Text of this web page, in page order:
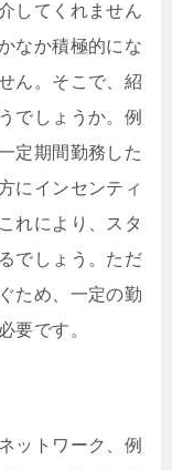
してくれません
なか積極的にな
ん。そこで、紹
でしょうか。例
定期間勤務した
にインセンティ
れにより、スタ
でしょう。ただ
ため、一定の勤
要です。
ットワーク、例